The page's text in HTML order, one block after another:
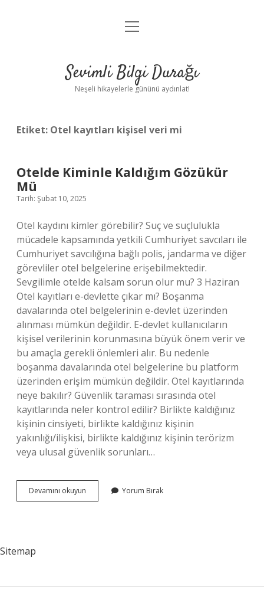
Anasayfa
Yasal Uyarı
menüyü
Sevimli Bilgi Durağı
Neşeli hikayelerle gününü aydınlat!
Etiket: Otel kayıtları kişisel veri mi
Otelde Kiminle Kaldığım Gözükür
Mü
Tarih: Şubat 10, 2025
Otel kaydını kimler görebilir? Suç ve suçlulukla
mücadele kapsamında yetkili Cumhuriyet savcıları ile
Cumhuriyet savcılığına bağlı polis, jandarma ve diğer
görevliler otel belgelerine erişebilmektedir.
Sevgilimle otelde kalsam sorun olur mu? 3 Haziran
Otel kayıtları e-devlette çıkar mı? Boşanma
davalarında otel belgelerinin e-devlet üzerinden
alınması mümkün değildir. E-devlet kullanıcıların
kişisel verilerinin korunmasına büyük önem verir ve
bu amaçla gerekli önlemleri alır. Bu nedenle
boşanma davalarında otel belgelerine bu platform
üzerinden erişim mümkün değildir. Otel kayıtlarında
neye bakılır? Güvenlik taraması sırasında otel
kayıtlarında neler kontrol edilir? Birlikte kaldığınız
kişinin cinsiyeti, birlikte kaldığınız kişinin
yakınlığı/ilişkisi, birlikte kaldığınız kişinin terörizm
veya ulusal güvenlik sorunları…
Devamını okuyun
Kiminle
Yorum Bırak
Sitemap